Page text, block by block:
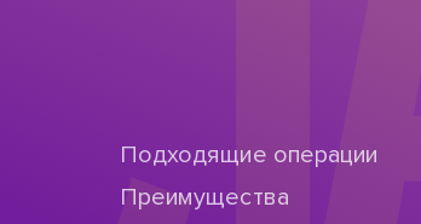
Подходящие операции
Преимущества